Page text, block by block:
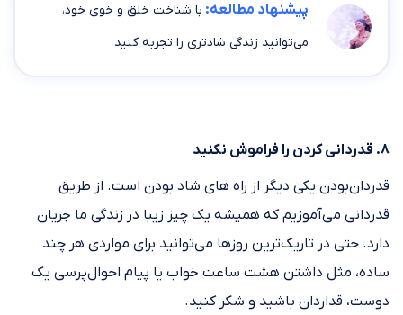
پیشنهاد مطالعه: با شناخت خلق و خوی خود،
می‌توانید زندگی شادتری را تجربه کنید
۸. قدردانی کردن را فراموش نکنید
قدردان‌بودن یکی دیگر از راه های شاد بودن است. از طریق
قدردانی می‌آموزیم که همیشه یک چیز زیبا در زندگی ما جریان
دارد. حتی در تاریک‌ترین روزها می‌توانید برای مواردی هر چند
ساده، مثل داشتن هشت ساعت خواب یا پیام احوال‌پرسی یک
دوست، قداردان باشید و شکر کنید.